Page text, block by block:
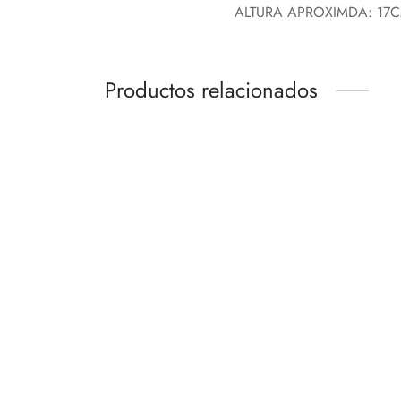
ALTURA APROXIMDA:
Productos relacionados